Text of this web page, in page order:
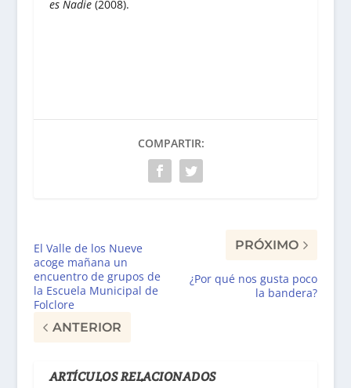
es Nadie(2008).
COMPARTIR:
El Valle de los Nueve
acoge mañana un
encuentro de grupos de
la Escuela Municipal de
Folclore
ANTERIOR
PRÓXIMO
¿Por qué nos gusta poco
la bandera?
ARTÍCULOS RELACIONADOS